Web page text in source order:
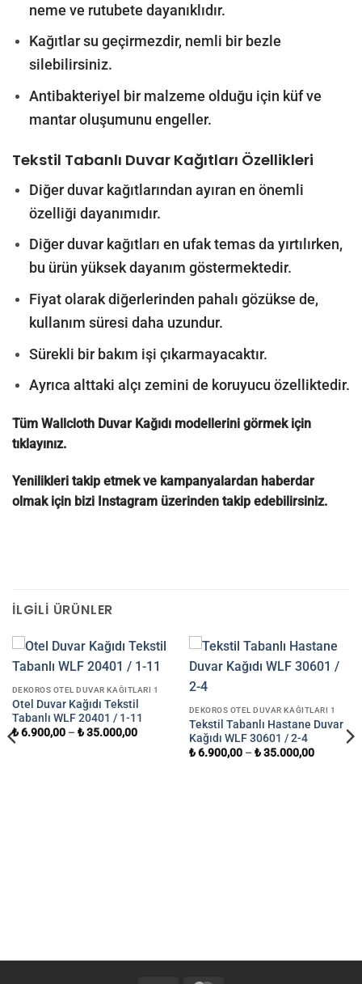
neme ve rutubete dayanıklıdır.
Kağıtlar su geçirmezdir, nemli bir bezle
silebilirsiniz.
Antibakteriyel bir malzeme olduğu için küf ve
mantar oluşumunu engeller.
Tekstil Tabanlı Duvar Kağıtları Özellikleri
Diğer duvar kağıtlarından ayıran en önemli
özelliği dayanımıdır.
Diğer duvar kağıtları en ufak temas da yırtılırken,
bu ürün yüksek dayanım göstermektedir.
Fiyat olarak diğerlerinden pahalı gözükse de,
kullanım süresi daha uzundur.
Sürekli bir bakım işi çıkarmayacaktır.
Ayrıca alttaki alçı zemini de koruyucu özelliktedir.
Tüm Wallcloth Duvar Kağıdı modellerini görmek için
tıklayınız.
Yenilikleri takip etmek ve kampanyalardan haberdar
olmak için bizi Instagram üzerinden takip edebilirsiniz.
İLGILI ÜRÜNLER
DEKOROS OTEL DUVAR KAĞITLARI 1
Otel Duvar Kağıdı Tekstil
Tabanlı WLF 20401 / 1-11
₺6.900,00– ₺35.000,00
DEKOROS OTEL DUVAR KAĞITLARI 1
Tekstil Tabanlı Hastane Duvar
Kağıdı WLF 30601 / 2-4
₺6.900,00– ₺35.000,00